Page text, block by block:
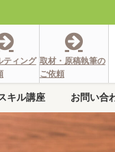
ティング 取材・原稿執筆の
ご依頼
キル講座 お問い合